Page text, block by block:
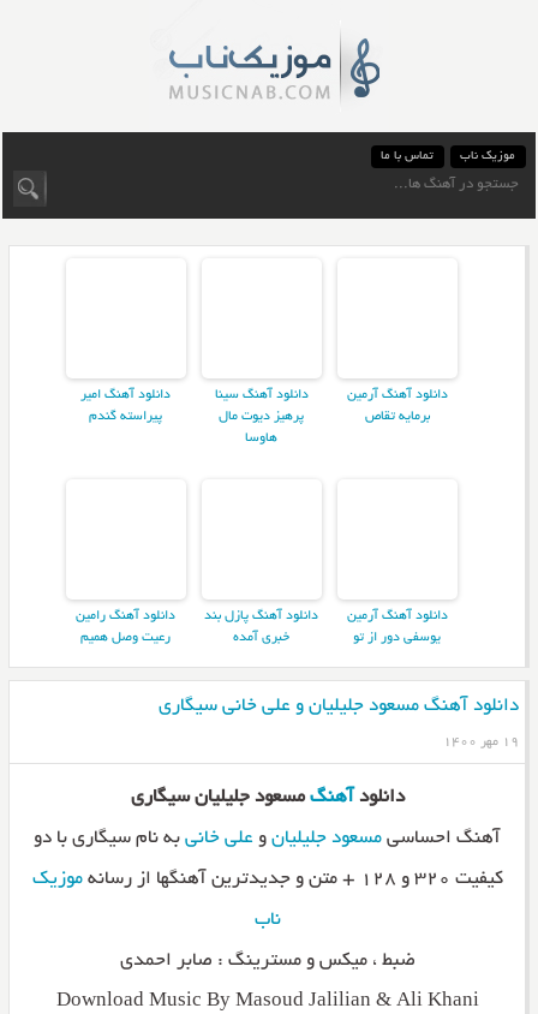
موزیک ناب تماس با ما
دانلود آهنگ آرمین
برمایه تقاص
دانلود آهنگ سینا
پرهیز دیوت مال
هاوسا
دانلود آهنگ امیر
پیراسته گندم
دانلود آهنگ آرمین
یوسفی دور از تو
دانلود آهنگ پازل بند
خبری آمده
دانلود آهنگ رامین
رعیت وصل همیم
دانلود آهنگ مسعود جلیلیان و علی خانی سیگاری
۱۹ مهر ۱۴۰۰
دانلود آهنگمسعود جلیلیان سیگاری
آهنگ احساسی مسعود جلیلیانو علی خانیبه نام سیگاری با دو
کیفیت ۳۲۰ و ۱۲۸ + متن و جدیدترین آهنگها از رسانه
موزیک
ناب
ضبط ، میکس و مسترینگ : صابر احمدی
Download Music By Masoud Jalilian & Ali Khani